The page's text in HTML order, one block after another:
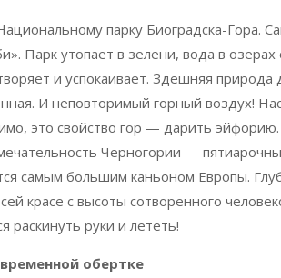
парку Биоградска-Гора.
Парк утопает в зелени, вода в
и успокаивает. Здешняя природа
И неповторимый горный воздух!
это свойство гор — дарить эйфорию.
Черногории —
самым большим каньоном Европы.
красе с высоты сотворенного
раскинуть руки и лететь!
обертке